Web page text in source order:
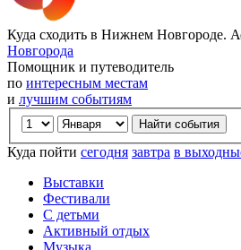
Куда сходить в Нижнем Новгороде.
Новгорода
Помощник и путеводитель
по интересным местам
и лучшим событиям
Куда пойти сегодня завтра в
Выставки
Фестивали
С детьми
Активный отдых
Музыка